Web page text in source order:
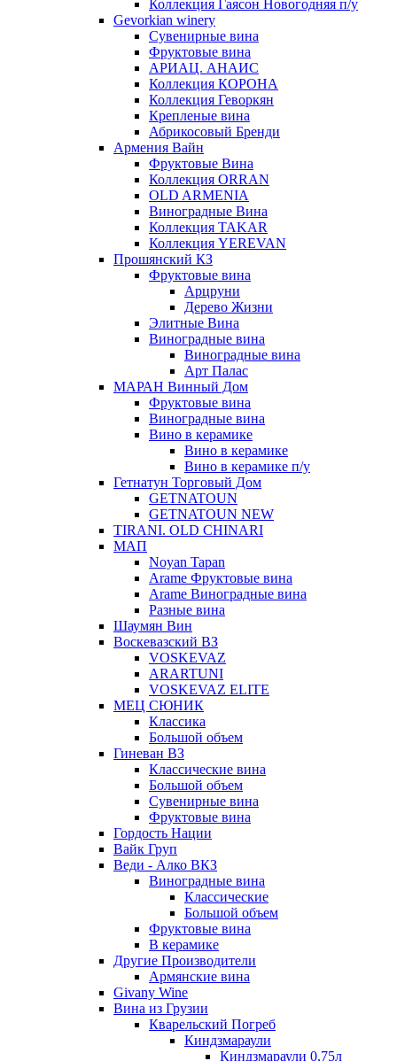
Коллекция Гаясон Новогодняя п/у
Gevorkian winery
Сувенирные вина
Фруктовые вина
АРИАЦ. АНАИС
Коллекция КОРОНА
Коллекция Геворкян
Крепленые вина
Абрикосовый Бренди
Армения Вайн
Фруктовые Вина
Коллекция ORRAN
OLD ARMENIA
Виноградные Вина
Коллекция TAKAR
Коллекция YEREVAN
Прошянский КЗ
Фруктовые вина
Арцруни
Дерево Жизни
Элитные Вина
Виноградные вина
Виноградные вина
Арт Палас
МАРАН Винный Дом
Фруктовые вина
Виноградные вина
Вино в керамике
Вино в керамике
Вино в керамике п/у
Гетнатун Торговый Дом
GETNATOUN
GETNATOUN NEW
TIRANI. OLD CHINARI
МАП
Noyan Tapan
Arame Фруктовые вина
Arame Виноградные вина
Разные вина
Шаумян Вин
Воскевазский ВЗ
VOSKEVAZ
ARARTUNI
VOSKEVAZ ELITE
МЕЦ СЮНИК
Классика
Большой объем
Гиневан ВЗ
Классические вина
Большой объем
Сувенирные вина
Фруктовые вина
Гордость Нации
Вайк Груп
Веди - Алко ВКЗ
Виноградные вина
Классические
Большой объем
Фруктовые вина
В керамике
Другие Производители
Армянские вина
Givany Wine
Вина из Грузии
Кварельский Погреб
Киндзмараули
Киндзмараули 0,75л